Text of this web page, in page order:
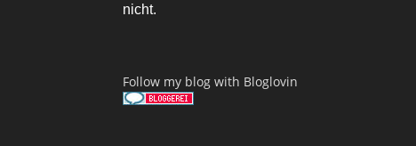
nicht.
Follow my blog with Bloglovin